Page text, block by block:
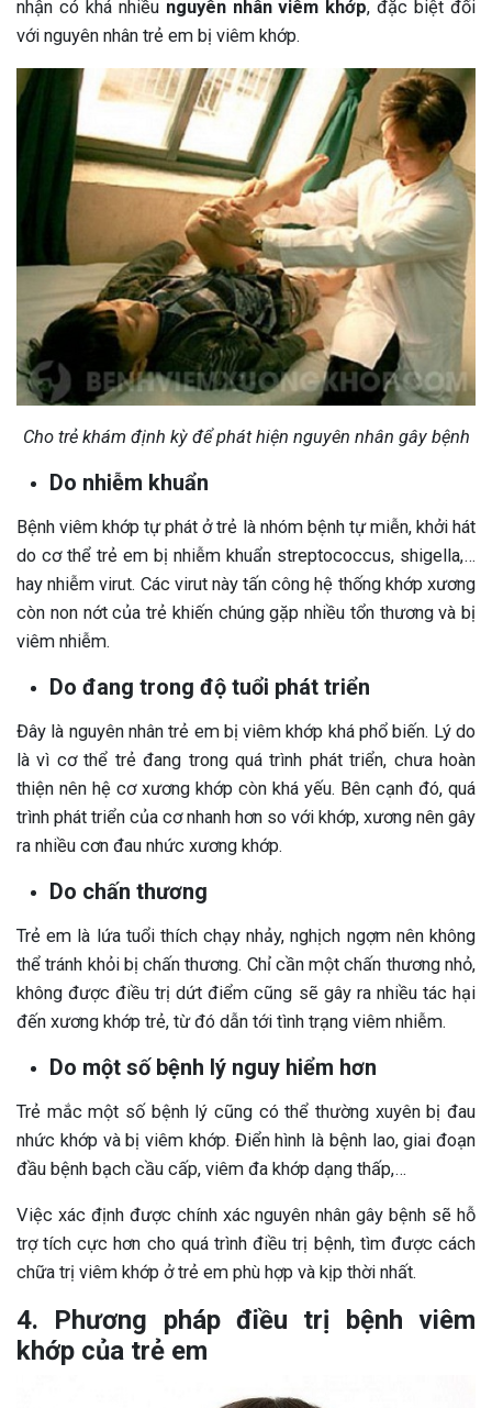
nhận có khá nhiều nguyên nhân viêm khớp, đặc biệt đối
với nguyên nhân trẻ em bị viêm khớp.
Cho trẻ khám định kỳ để phát hiện nguyên nhân gây bệnh
Do nhiễm khuẩn
Bệnh viêm khớp tự phát ở trẻ là nhóm bệnh tự miễn, khởi hát
do cơ thể trẻ em bị nhiễm khuẩn streptococcus, shigella,…
hay nhiễm virut. Các virut này tấn công hệ thống khớp xương
còn non nớt của trẻ khiến chúng gặp nhiều tổn thương và bị
viêm nhiễm.
Do đang trong độ tuổi phát triển
Đây là nguyên nhân trẻ em bị viêm khớp khá phổ biến. Lý do
là vì cơ thể trẻ đang trong quá trình phát triển, chưa hoàn
thiện nên hệ cơ xương khớp còn khá yếu. Bên cạnh đó, quá
trình phát triển của cơ nhanh hơn so với khớp, xương nên gây
ra nhiều cơn đau nhức xương khớp.
Do chấn thương
Trẻ em là lứa tuổi thích chạy nhảy, nghịch ngợm nên không
thể tránh khỏi bị chấn thương. Chỉ cần một chấn thương nhỏ,
không được điều trị dứt điểm cũng sẽ gây ra nhiều tác hại
đến xương khớp trẻ, từ đó dẫn tới tình trạng viêm nhiễm.
Do một số bệnh lý nguy hiểm hơn
Trẻ mắc một số bệnh lý cũng có thể thường xuyên bị đau
nhức khớp và bị viêm khớp. Điển hình là bệnh lao, giai đoạn
đầu bệnh bạch cầu cấp, viêm đa khớp dạng thấp,…
Việc xác định được chính xác nguyên nhân gây bệnh sẽ hỗ
trợ tích cực hơn cho quá trình điều trị bệnh, tìm được cách
chữa trị viêm khớp ở trẻ em phù hợp và kịp thời nhất.
4. Phương pháp điều trị bệnh viêm
khớp của trẻ em